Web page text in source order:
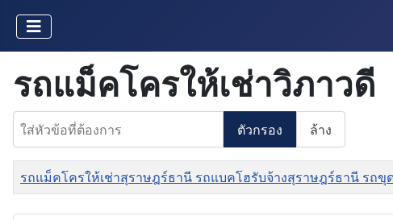
รถแม็คโครให้เช่าวิภาวดี
ใส่หัวข้อที่ต้องการ
ตัวกรอง ล้าง
ชื่อ
รถแม็คโครให้เช่าสุราษฎร์ธานี รถแบคโฮรับจ้างสุราษฎร์ธานี รถ